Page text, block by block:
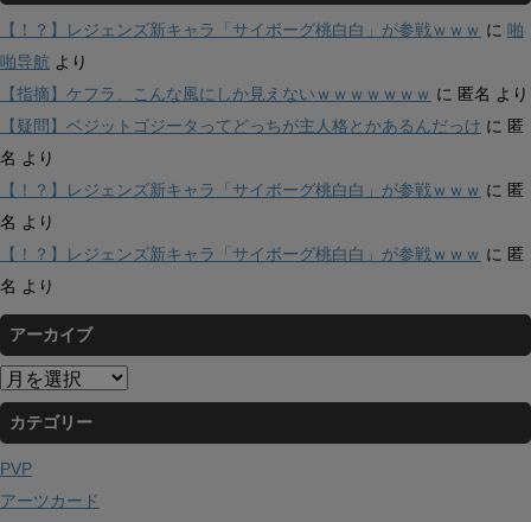
【！？】レジェンズ新キャラ「サイボーグ桃白白」が参戦ｗｗｗ に 啪
啪导航 より
【指摘】ケフラ、こんな風にしか見えないｗｗｗｗｗｗｗ に 匿名 より
【疑問】ベジットゴジータってどっちが主人格とかあるんだっけ に 匿
名 より
【！？】レジェンズ新キャラ「サイボーグ桃白白」が参戦ｗｗｗ に 匿
名 より
【！？】レジェンズ新キャラ「サイボーグ桃白白」が参戦ｗｗｗ に 匿
名 より
アーカイブ
ア
ー
カ
イ
ブ
カテゴリー
PVP
アーツカード